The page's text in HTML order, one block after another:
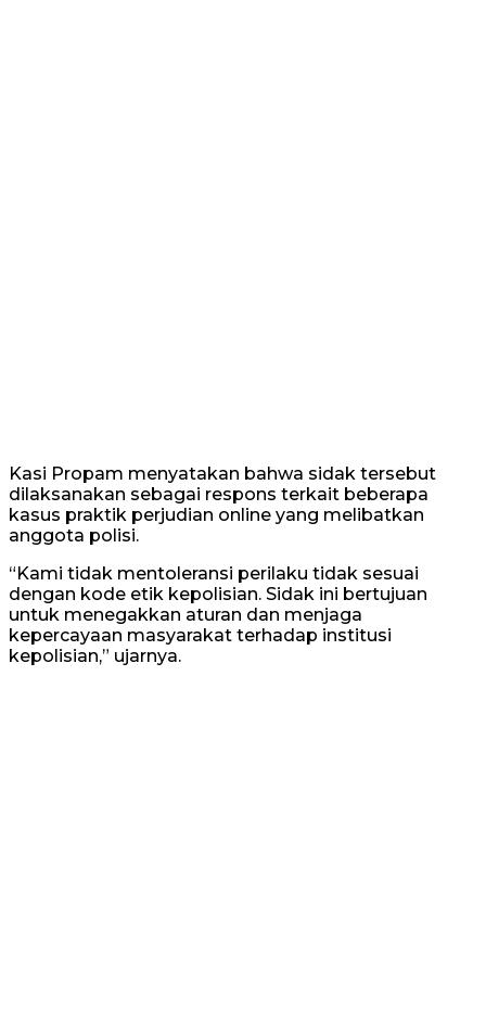
Kasi Propam menyatakan bahwa sidak tersebut
dilaksanakan sebagai respons terkait beberapa
kasus praktik perjudian online yang melibatkan
anggota polisi.
“Kami tidak mentoleransi perilaku tidak sesuai
dengan kode etik kepolisian. Sidak ini bertujuan
untuk menegakkan aturan dan menjaga
kepercayaan masyarakat terhadap institusi
kepolisian,” ujarnya.